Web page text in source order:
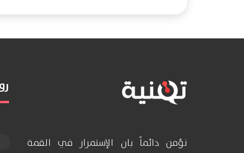
نؤمن دائماً بان الإستمرار في القمة